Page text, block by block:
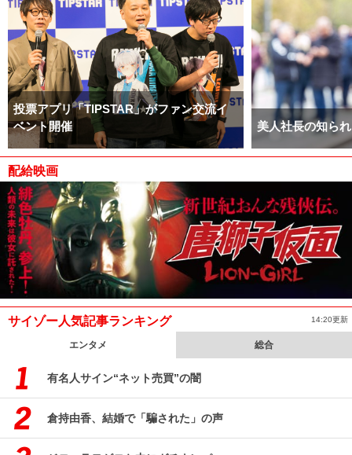
投票アプリ「TIPSTAR」がファン交流イ
ベント開催
美人社長の知ら
配給映画
サイゾー人気記事ランキング 14:20更新
エンタメ 総合
有名人サイン“ネット売買”の闇
倉持由香、結婚で「騙された」の声